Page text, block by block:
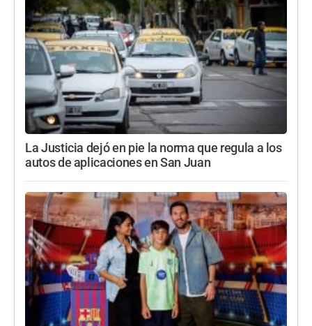
La Justicia dejó en pie la norma que regula a los
autos de aplicaciones en San Juan